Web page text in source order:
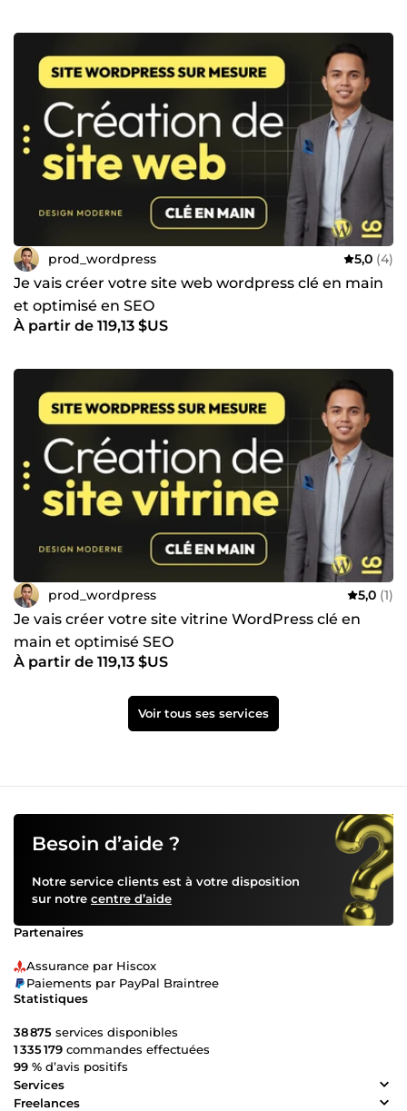
prod_wordpress 5,0 (4)
Je vais créer votre site web wordpress clé en main
et optimisé en SEO
À partir de 119,13 $US
prod_wordpress 5,0 (1)
Je vais créer votre site vitrine WordPress clé en
main et optimisé SEO
À partir de 119,13 $US
Voir tous ses services
Besoin d’aide ?
Notre service clients est à votre disposition
sur notre centre d’aide
Partenaires
Assurance par Hiscox
Paiements par PayPal Braintree
Statistiques
38 875 services disponibles
1 335 179 commandes effectuées
99 % d’avis positifs
Services
Freelances